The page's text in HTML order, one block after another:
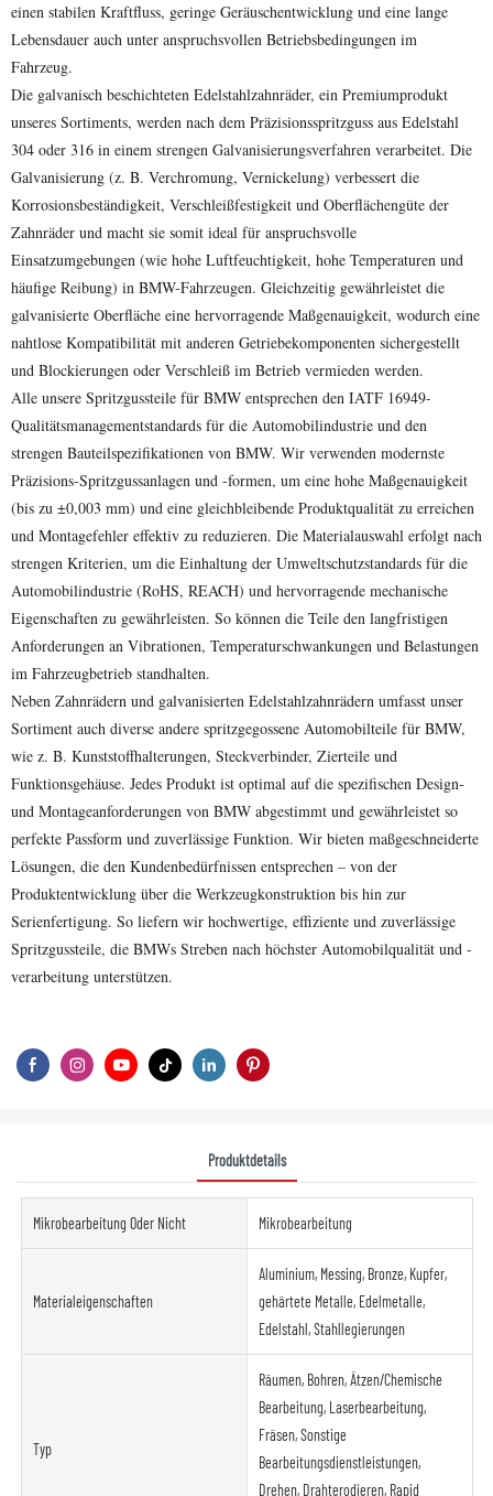
einen stabilen Kraftfluss, geringe Geräuschentwicklung und eine lange
Lebensdauer auch unter anspruchsvollen Betriebsbedingungen im
Fahrzeug.
Die galvanisch beschichteten Edelstahlzahnräder, ein Premiumprodukt
unseres Sortiments, werden nach dem Präzisionsspritzguss aus Edelstahl
304 oder 316 in einem strengen Galvanisierungsverfahren verarbeitet. Die
Galvanisierung (z. B. Verchromung, Vernickelung) verbessert die
Korrosionsbeständigkeit, Verschleißfestigkeit und Oberflächengüte der
Zahnräder und macht sie somit ideal für anspruchsvolle
Einsatzumgebungen (wie hohe Luftfeuchtigkeit, hohe Temperaturen und
häufige Reibung) in BMW-Fahrzeugen. Gleichzeitig gewährleistet die
galvanisierte Oberfläche eine hervorragende Maßgenauigkeit, wodurch eine
nahtlose Kompatibilität mit anderen Getriebekomponenten sichergestellt
und Blockierungen oder Verschleiß im Betrieb vermieden werden.
Alle unsere Spritzgussteile für BMW entsprechen den IATF 16949-
Qualitätsmanagementstandards für die Automobilindustrie und den
strengen Bauteilspezifikationen von BMW. Wir verwenden modernste
Präzisions-Spritzgussanlagen und -formen, um eine hohe Maßgenauigkeit
(bis zu ±0,003 mm) und eine gleichbleibende Produktqualität zu erreichen
und Montagefehler effektiv zu reduzieren. Die Materialauswahl erfolgt nach
strengen Kriterien, um die Einhaltung der Umweltschutzstandards für die
Automobilindustrie (RoHS, REACH) und hervorragende mechanische
Eigenschaften zu gewährleisten. So können die Teile den langfristigen
Anforderungen an Vibrationen, Temperaturschwankungen und Belastungen
im Fahrzeugbetrieb standhalten.
Neben Zahnrädern und galvanisierten Edelstahlzahnrädern umfasst unser
Sortiment auch diverse andere spritzgegossene Automobilteile für BMW,
wie z. B. Kunststoffhalterungen, Steckverbinder, Zierteile und
Funktionsgehäuse. Jedes Produkt ist optimal auf die spezifischen Design-
und Montageanforderungen von BMW abgestimmt und gewährleistet so
perfekte Passform und zuverlässige Funktion. Wir bieten maßgeschneiderte
Lösungen, die den Kundenbedürfnissen entsprechen – von der
Produktentwicklung über die Werkzeugkonstruktion bis hin zur
Serienfertigung. So liefern wir hochwertige, effiziente und zuverlässige
Spritzgussteile, die BMWs Streben nach höchster Automobilqualität und -
verarbeitung unterstützen.
Produktdetails
Mikrobearbeitung Oder Nicht Mikrobearbeitung
Materialeigenschaften
Aluminium, Messing, Bronze, Kupfer,
gehärtete Metalle, Edelmetalle,
Edelstahl, Stahllegierungen
Typ
Räumen, Bohren, Ätzen/Chemische
Bearbeitung, Laserbearbeitung,
Fräsen, Sonstige
Bearbeitungsdienstleistungen,
Drehen, Drahterodieren, Rapid